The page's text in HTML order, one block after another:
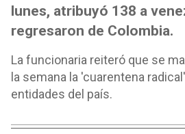
lunes, atribuyó 138 a
regresaron de Colombia.
La funcionaria reiteró que se
la semana la 'cuarentena
entidades del país.